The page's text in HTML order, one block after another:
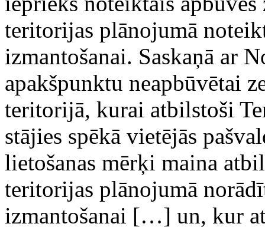
teritorijas plānojumā
izmantošanai. Saskaņā ar
apakšpunktu neapbūvētai
teritorijā, kurai atbilstoši
stājies spēkā vietējās
lietošanas mērķi maina
teritorijas plānojumā
izmantošanai […] un, kur